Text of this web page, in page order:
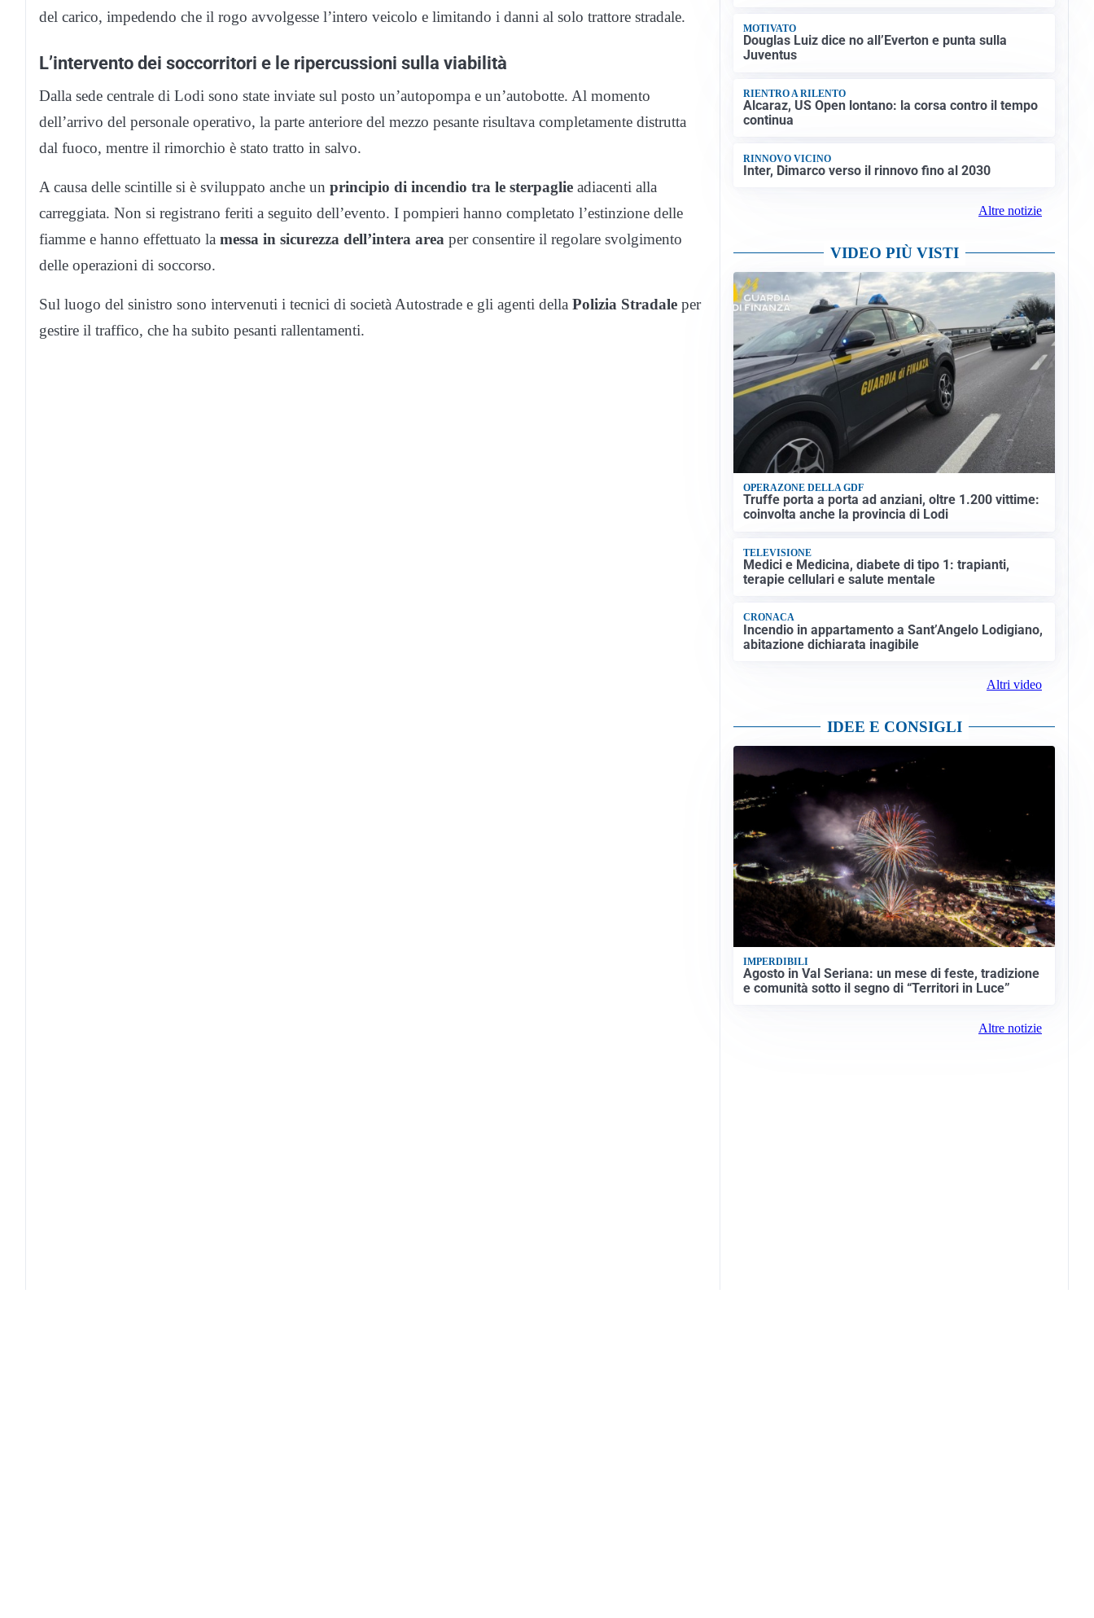
del carico, impedendo che il rogo avvolgesse l’intero veicolo e limitando i danni al solo trattore stradale.
L’intervento dei soccorritori e le ripercussioni sulla viabilità
Dalla sede centrale di Lodi sono state inviate sul posto un’autopompa e un’autobotte. Al momento
dell’arrivo del personale operativo, la parte anteriore del mezzo pesante risultava completamente distrutta
dal fuoco, mentre il rimorchio è stato tratto in salvo.
A causa delle scintille si è sviluppato anche un principio di incendio tra le sterpaglie adiacenti alla
carreggiata. Non si registrano feriti a seguito dell’evento. I pompieri hanno completato l’estinzione delle
fiamme e hanno effettuato la messa in sicurezza dell’intera area per consentire il regolare svolgimento
delle operazioni di soccorso.
Sul luogo del sinistro sono intervenuti i tecnici di società Autostrade e gli agenti della Polizia Stradale per
gestire il traffico, che ha subito pesanti rallentamenti.
MOTIVATO
Douglas Luiz dice no all’Everton e punta sulla
Juventus
RIENTRO A RILENTO
Alcaraz, US Open lontano: la corsa contro il tempo
continua
RINNOVO VICINO
Inter, Dimarco verso il rinnovo fino al 2030
Altre notizie
VIDEO PIÙ VISTI
OPERAZONE DELLA GDF
Truffe porta a porta ad anziani, oltre 1.200 vittime:
coinvolta anche la provincia di Lodi
TELEVISIONE
Medici e Medicina, diabete di tipo 1: trapianti,
terapie cellulari e salute mentale
CRONACA
Incendio in appartamento a Sant’Angelo Lodigiano,
abitazione dichiarata inagibile
Altri video
IDEE E CONSIGLI
IMPERDIBILI
Agosto in Val Seriana: un mese di feste, tradizione
e comunità sotto il segno di “Territori in Luce”
Altre notizie